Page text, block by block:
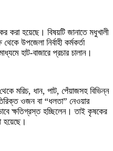
করা হয়েছে। বিষয়টি জানাতে মধুখালী
উপজেলা নির্বাহী কর্মকর্তা
হাট-বাজারে প্রচার চালান।
মরিচ, ধান, পাট, পেঁয়াজসহ বিভিন্ন
ওজন বা “ধলতা” নেওয়ার
ক্ষতিগ্রস্ত হচ্ছিলেন। তাই কৃষকের
হয়েছে।